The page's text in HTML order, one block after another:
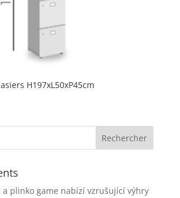
H197xL50xP45cm
a plinko game nabízí vzrušující výhry